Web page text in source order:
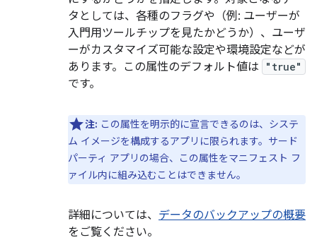
タとしては、各種のフラグや（例: ユーザーが
入門用ツールチップを見たかどうか）、ユーザ
ーがカスタマイズ可能な設定や環境設定などが
あります。この属性のデフォルト値は
"true"
です。
注: この属性を明示的に宣言できるのは、システ
ム イメージを構成するアプリに限られます。サード
パーティ アプリの場合、この属性をマニフェスト フ
ァイル内に組み込むことはできません。
詳細については、 データのバックアップの概要
をご覧ください。